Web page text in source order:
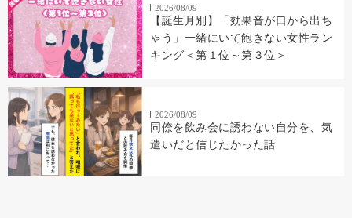
2026/08/09
【誕生月別】「効果音が口から出ち
ゃう」一緒にいて飽きない女性ラン
キング＜第１位～第３位＞
2026/08/09
同僚を飲み会に誘わない自分を、気
遣いだと信じたかった話